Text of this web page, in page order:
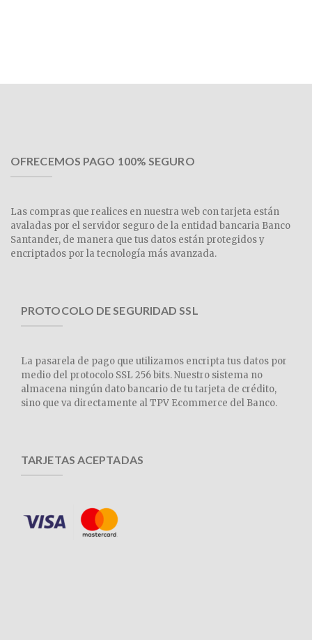
OFRECEMOS PAGO 100% SEGURO
Las compras que realices en nuestra web con tarjeta están
avaladas por el servidor seguro de la entidad bancaria Banco
Santander, de manera que tus datos están protegidos y
encriptados por la tecnología más avanzada.
PROTOCOLO DE SEGURIDAD SSL
La pasarela de pago que utilizamos encripta tus datos por
medio del protocolo SSL 256 bits. Nuestro sistema no
almacena ningún dato bancario de tu tarjeta de crédito,
sino que va directamente al TPV Ecommerce del Banco.
TARJETAS ACEPTADAS